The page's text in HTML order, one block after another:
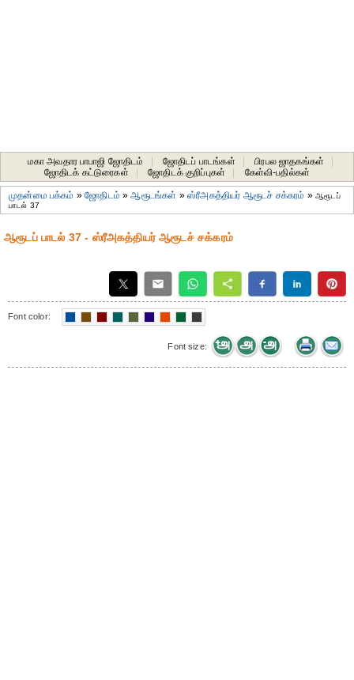
மகா அவதார பாபாஜி ஜோதிடம் ஜோதிடப் பாடங்கள் பிரபல ஜாதகங்கள்
ஜோதிடக் கட்டுரைகள்
ஜோதிடக் குறிப்புகள் கேள்வி-பதில்கள்
முதன்மை பக்கம் »ஜோதிடம் »ஆரூடங்கள் »ஸ்ரீஅகத்தியர் ஆரூடச் சக்கரம் »ஆரூடப்
பாடல் 37
ஆரூடப் பாடல் 37 - ஸ்ரீஅகத்தியர் ஆரூடச் சக்கரம்
Font color:
Font size: